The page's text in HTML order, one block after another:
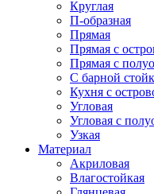
Круглая
П-образная
Прямая
Прямая с
Прямая с
С барной
Кухня с
Угловая
Угловая с
Узкая
Материал
Акриловая
Влагостойкая